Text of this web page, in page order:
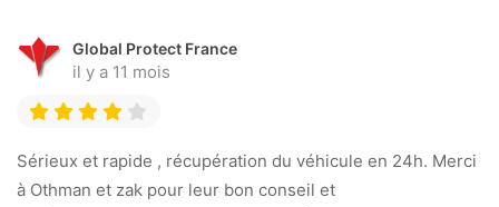
Global Protect France
il y a 11 mois
Sérieux et rapide , récupération du véhicule en 24h. Merci
à Othman et zak pour leur bon conseil et